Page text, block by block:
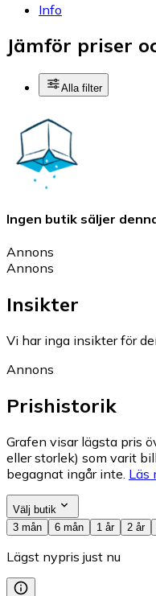
Info
Jämför priser
Alla filter
Ingen butik säljer
Annons
Annons
Insikter
Vi har inga insikter för
Annons
Prishistorik
Grafen visar lägsta pris
eller storlek) som varit
begagnat ingår inte. Läs
Välj butik
3 mån
6 mån 1 år 2 år
Lägst nypris just nu